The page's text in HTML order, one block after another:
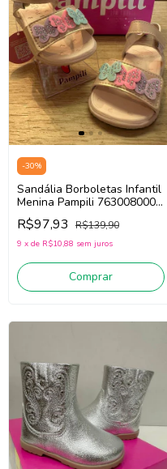
-30%
Sandália Borboletas Infantil
Menina Pampili 763008000
(Nude Irise)
R$97,93 R$139,90
9 x de R$10,88 sem juros
Comprar